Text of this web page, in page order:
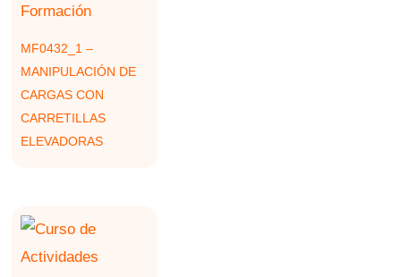
MF0432_1 –
MANIPULACIÓN DE
CARGAS CON
CARRETILLAS
ELEVADORAS